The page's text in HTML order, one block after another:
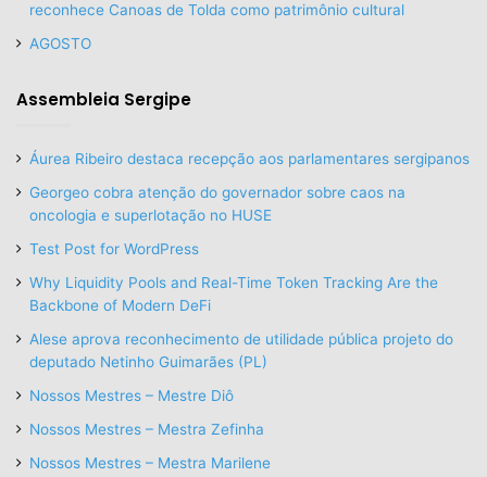
reconhece Canoas de Tolda como patrimônio cultural
AGOSTO
Assembleia Sergipe
Áurea Ribeiro destaca recepção aos parlamentares sergipanos
Georgeo cobra atenção do governador sobre caos na
oncologia e superlotação no HUSE
Test Post for WordPress
Why Liquidity Pools and Real-Time Token Tracking Are the
Backbone of Modern DeFi
Alese aprova reconhecimento de utilidade pública projeto do
deputado Netinho Guimarães (PL)
Nossos Mestres – Mestre Diô
Nossos Mestres – Mestra Zefinha
Nossos Mestres – Mestra Marilene